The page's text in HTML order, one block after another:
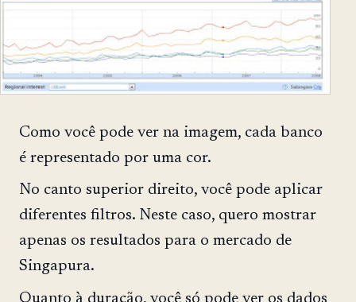
Como você pode ver na imagem, cada banco
é representado por uma cor.
No canto superior direito, você pode aplicar
diferentes filtros. Neste caso, quero mostrar
apenas os resultados para o mercado de
Singapura.